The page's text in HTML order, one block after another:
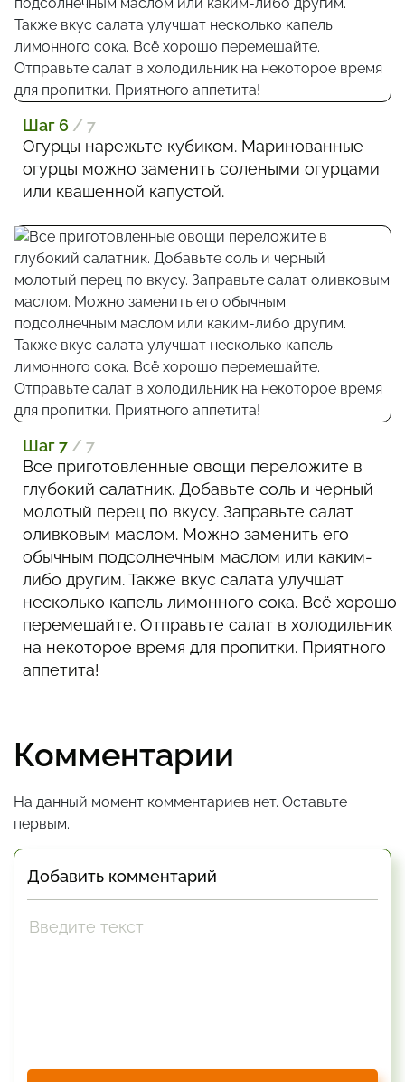
Шаг 6 / 7
Огурцы нарежьте кубиком. Маринованные
огурцы можно заменить солеными огурцами
или квашенной капустой.
Шаг 7 / 7
Все приготовленные овощи переложите в
глубокий салатник. Добавьте соль и черный
молотый перец по вкусу. Заправьте салат
оливковым маслом. Можно заменить его
обычным подсолнечным маслом или каким-
либо другим. Также вкус салата улучшат
несколько капель лимонного сока. Всё хорошо
перемешайте. Отправьте салат в холодильник
на некоторое время для пропитки. Приятного
аппетита!
Комментарии
На данный момент комментариев нет. Оставьте
первым.
Добавить комментарий